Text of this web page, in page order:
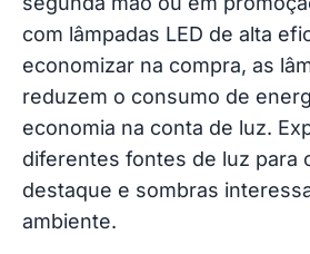
com lâmpadas LED de alta
economizar na compra, as
reduzem o consumo de
economia na conta de luz.
diferentes fontes de luz para
destaque e sombras
ambiente.